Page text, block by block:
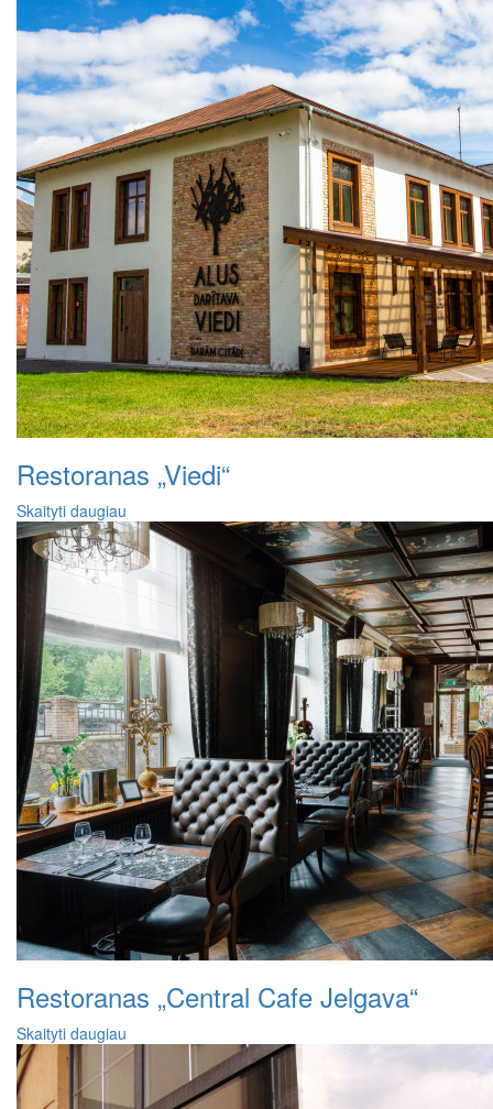
Restoranas „Viedi“
Skaityti daugiau
Restoranas „Central Cafe Jelgava“
Skaityti daugiau